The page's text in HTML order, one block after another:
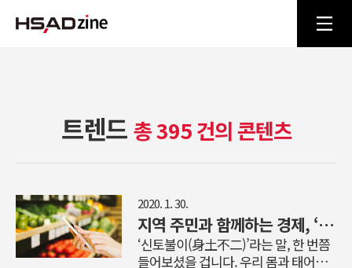
트렌드 총 395 건의 콘텐츠
2020. 1. 30.
지역 주민과 함께하는 경제, ‘로컬 비즈니스’가 뜬다!
‘신토불이(身土不二)’라는 말, 한 번쯤
들어보셨을 겁니다. 우리 몸과 태어난